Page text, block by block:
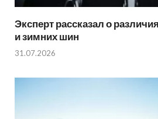
Эксперт рассказал о
и зимних шин
31.07.2026